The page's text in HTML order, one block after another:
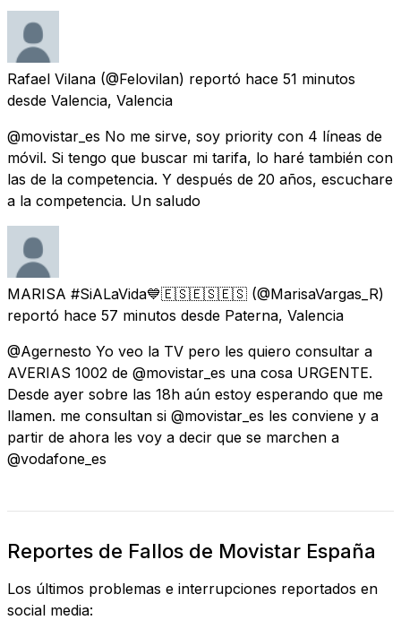
Rafael Vilana (@Felovilan) reportó hace 51 minutos
desde Valencia, Valencia
@movistar_es No me sirve, soy priority con 4 líneas de
móvil. Si tengo que buscar mi tarifa, lo haré también con
las de la competencia. Y después de 20 años, escuchare
a la competencia. Un saludo
MARISA #SiALaVida💙🇪🇸🇪🇸🇪🇸 (@MarisaVargas_R)
reportó hace 57 minutos desde Paterna, Valencia
@Agernesto Yo veo la TV pero les quiero consultar a
AVERIAS 1002 de @movistar_es una cosa URGENTE.
Desde ayer sobre las 18h aún estoy esperando que me
llamen. me consultan si @movistar_es les conviene y a
partir de ahora les voy a decir que se marchen a
@vodafone_es
Reportes de Fallos de Movistar España
Los últimos problemas e interrupciones reportados en
social media: